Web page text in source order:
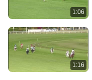
1:06
1:16